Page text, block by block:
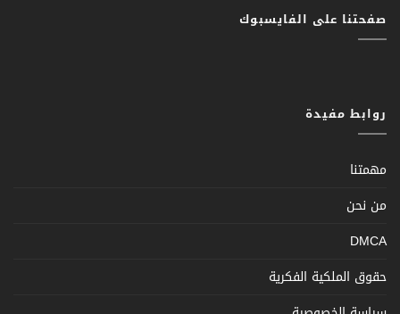
صفحتنا على الفايسبوك
روابط مفيدة
مهمتنا
من نحن
DMCA
حقوق الملكية الفكرية